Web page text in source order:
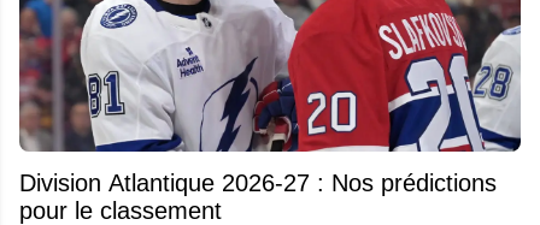
Division Atlantique 2026-27 : Nos prédictions
pour le classement